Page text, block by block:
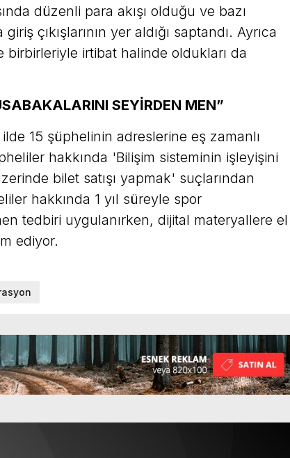
düzenli para akışı olduğu ve bazı
çıkışlarının yer aldığı saptandı. Ayrıca
irtibat halinde oldukları da
SEYİRDEN MEN”
15 şüphelinin adreslerine eş zamanlı
hakkında 'Bilişim sisteminin işleyişini
bilet satışı yapmak' suçlarından
hakkında 1 yıl süreyle spor
tedbiri uygulanırken, dijital materyallere el
ediyor.